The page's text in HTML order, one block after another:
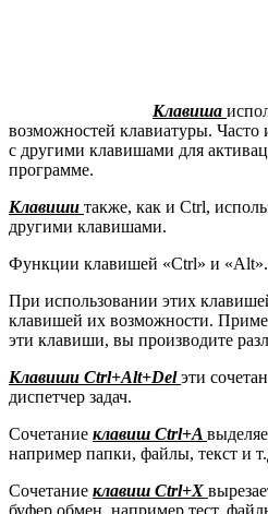
Клавиша
возможностей клавиатуры. Часто
с другими клавишами для
программе.
Клавиши также, как и Ctrl,
другими клавишами.
Функции клавишей «Ctrl» и «Alt».
При использовании этих
клавишей их возможности.
эти клавиши, вы производите
Клавиши Ctrl+Alt+Delэти
диспетчер задач.
Сочетание клавиш Ctrl+A
например папки, файлы, текст и
Сочетание клавиш Ctrl+X
буфер обмен, например тест,